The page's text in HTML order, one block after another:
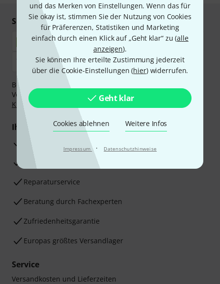
und das Merken von Einstellungen. Wenn das für
Sie okay ist, stimmen Sie der Nutzung von Cookies
für Präferenzen, Statistiken und Marketing
einfach durch einen Klick auf „Geht klar“ zu (alle
anzeigen).
Sie können Ihre erteilte Zustimmung jederzeit
über die Cookie-Einstellungen (hier) widerrufen.
Geht klar
Cookies ablehnen Weitere Infos
Impressum · Datenschutzhinweise
Sicher einkaufen & bezahlen
Bezahlen Sie vertraulich und sicher per Nachnahme,
Vorkasse, PayPal, Amazon Pay,Klarna Sofort bezahlen,
Klarna Ratenzahlung
oder Kreditkarte.
Ihre Vorteile
3 Jahre Thomann Garantie
30 Tage Money-Back-Garantie
Reparaturservice
Beratung durch Fachexperten
Zufriedenheitsgarantie
Europas größtes Versandlager
Service
Versandkosten und Lieferzeiten